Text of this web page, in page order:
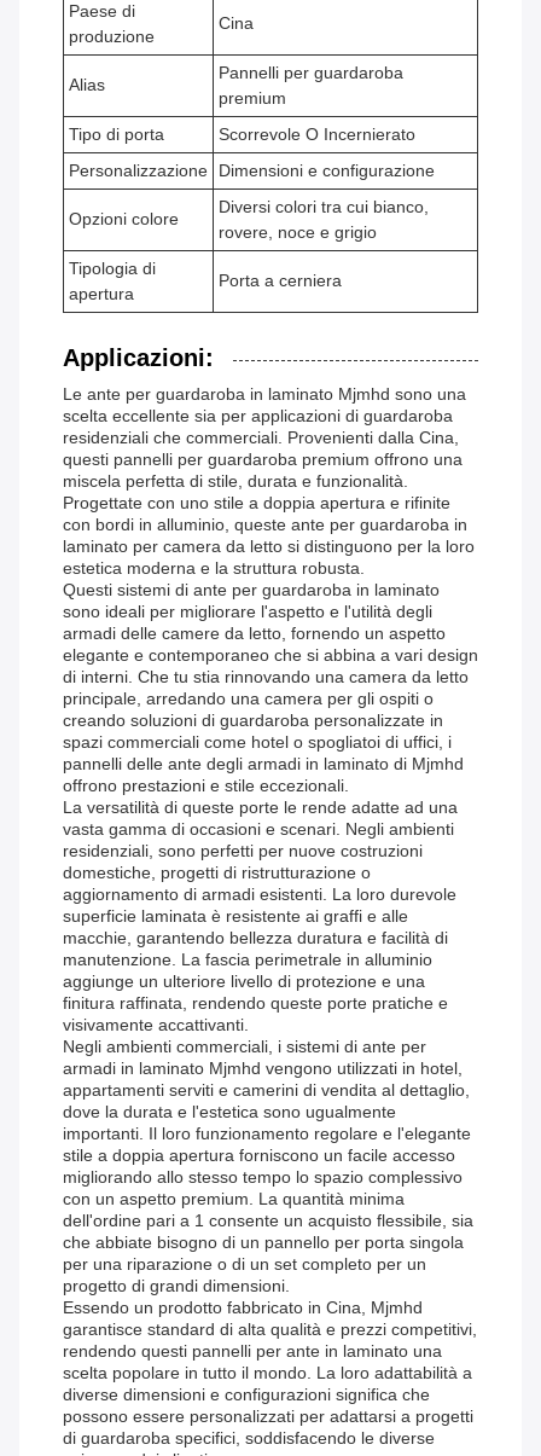
Paese di
produzione
Cina
Alias
Pannelli per guardaroba
premium
Tipo di porta
Scorrevole O Incernierato
Personalizzazione
Dimensioni e configurazione
Opzioni colore
Diversi colori tra cui bianco,
rovere, noce e grigio
Tipologia di
apertura
Porta a cerniera
Applicazioni:
Le ante per guardaroba in laminato Mjmhd sono una
scelta eccellente sia per applicazioni di guardaroba
residenziali che commerciali. Provenienti dalla Cina,
questi pannelli per guardaroba premium offrono una
miscela perfetta di stile, durata e funzionalità.
Progettate con uno stile a doppia apertura e rifinite
con bordi in alluminio, queste ante per guardaroba in
laminato per camera da letto si distinguono per la loro
estetica moderna e la struttura robusta.
Questi sistemi di ante per guardaroba in laminato
sono ideali per migliorare l'aspetto e l'utilità degli
armadi delle camere da letto, fornendo un aspetto
elegante e contemporaneo che si abbina a vari design
di interni. Che tu stia rinnovando una camera da letto
principale, arredando una camera per gli ospiti o
creando soluzioni di guardaroba personalizzate in
spazi commerciali come hotel o spogliatoi di uffici, i
pannelli delle ante degli armadi in laminato di Mjmhd
offrono prestazioni e stile eccezionali.
La versatilità di queste porte le rende adatte ad una
vasta gamma di occasioni e scenari. Negli ambienti
residenziali, sono perfetti per nuove costruzioni
domestiche, progetti di ristrutturazione o
aggiornamento di armadi esistenti. La loro durevole
superficie laminata è resistente ai graffi e alle
macchie, garantendo bellezza duratura e facilità di
manutenzione. La fascia perimetrale in alluminio
aggiunge un ulteriore livello di protezione e una
finitura raffinata, rendendo queste porte pratiche e
visivamente accattivanti.
Negli ambienti commerciali, i sistemi di ante per
armadi in laminato Mjmhd vengono utilizzati in hotel,
appartamenti serviti e camerini di vendita al dettaglio,
dove la durata e l'estetica sono ugualmente
importanti. Il loro funzionamento regolare e l'elegante
stile a doppia apertura forniscono un facile accesso
migliorando allo stesso tempo lo spazio complessivo
con un aspetto premium. La quantità minima
dell'ordine pari a 1 consente un acquisto flessibile, sia
che abbiate bisogno di un pannello per porta singola
per una riparazione o di un set completo per un
progetto di grandi dimensioni.
Essendo un prodotto fabbricato in Cina, Mjmhd
garantisce standard di alta qualità e prezzi competitivi,
rendendo questi pannelli per ante in laminato una
scelta popolare in tutto il mondo. La loro adattabilità a
diverse dimensioni e configurazioni significa che
possono essere personalizzati per adattarsi a progetti
di guardaroba specifici, soddisfacendo le diverse